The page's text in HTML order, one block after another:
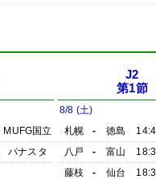
MUFG国立
パナスタ
J2
第1節
8/8 (土)
札幌
- 徳島
八戸
- 富山
藤枝
- 仙台